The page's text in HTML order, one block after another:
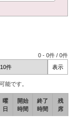
0 -0件 /0件
能です。
曜
日
開始
時間
終了
時間
残
席